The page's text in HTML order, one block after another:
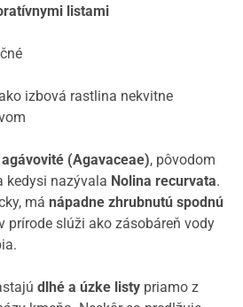
listami
ako izbová rastlina nekvitne
agávovité (Agavaceae), pôvodom
kedysi nazývala Nolina recurvata.
má nápadne zhrubnutú spodnú
prírode slúži ako zásobáreň vody
dlhé a úzke listy priamo z